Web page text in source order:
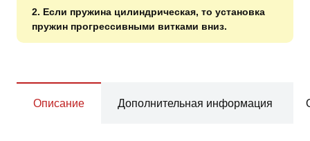
2. Если пружина цилиндрическая, то установка
пружин прогрессивными витками вниз.
Описание Дополнительная информация